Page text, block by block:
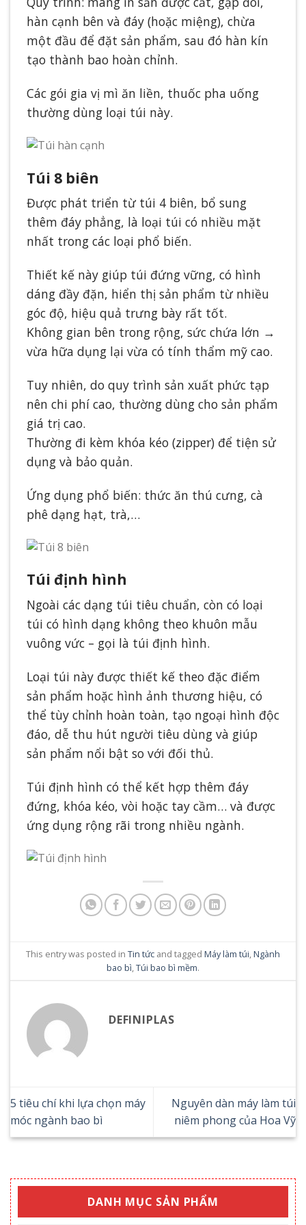
hàn cạnh bên và đáy (hoặc miệng), chừa
một đầu để đặt sản phẩm, sau đó hàn kín
tạo thành bao hoàn chỉnh.
Các gói gia vị mì ăn liền, thuốc pha uống
thường dùng loại túi này.
Túi 8 biên
Được phát triển từ túi 4 biên, bổ sung
thêm đáy phẳng, là loại túi có nhiều mặt
nhất trong các loại phổ biến.
Thiết kế này giúp túi đứng vững, có hình
dáng đầy đặn, hiển thị sản phẩm từ nhiều
góc độ, hiệu quả trưng bày rất tốt.
Không gian bên trong rộng, sức chứa lớn →
vừa hữa dụng lại vừa có tính thẩm mỹ cao.
Tuy nhiên, do quy trình sản xuất phức tạp
nên chi phí cao, thường dùng cho sản phẩm
giá trị cao.
Thường đi kèm khóa kéo (zipper) để tiện sử
dụng và bảo quản.
Ứng dụng phổ biến: thức ăn thú cưng, cà
phê dạng hạt, trà,…
Túi định hình
Ngoài các dạng túi tiêu chuẩn, còn có loại
túi có hình dạng không theo khuôn mẫu
vuông vức – gọi là túi định hình.
Loại túi này được thiết kế theo đặc điểm
sản phẩm hoặc hình ảnh thương hiệu, có
thể tùy chỉnh hoàn toàn, tạo ngoại hình độc
đáo, dễ thu hút người tiêu dùng và giúp
sản phẩm nổi bật so với đối thủ.
Túi định hình có thể kết hợp thêm đáy
đứng, khóa kéo, vòi hoặc tay cầm… và được
ứng dụng rộng rãi trong nhiều ngành.
This entry was posted in Tin tức and tagged Máy làm túi,Ngành
bao bì,Túi bao bì mềm.
DEFINIPLAS
5 tiêu chí khi lựa chọn máy
móc ngành bao bì
Nguyên dàn máy làm túi
niêm phong của Hoa Vỹ
DANH MỤC SẢN PHẨM